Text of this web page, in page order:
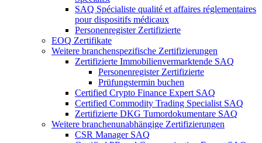
SAQ Spécialiste qualité et affaires réglementaires
pour dispositifs médicaux
Personenregister Zertifizierte
EOQ Zertifikate
Weitere branchenspezifische Zertifizierungen
Zertifizierte Immobilienvermarktende SAQ
Personenregister Zertifizierte
Prüfungstermin buchen
Certified Crypto Finance Expert SAQ
Certified Commodity Trading Specialist SAQ
Zertifizierte DKG Tumordokumentare SAQ
Weitere branchenunabhängige Zertifizierungen
CSR Manager SAQ